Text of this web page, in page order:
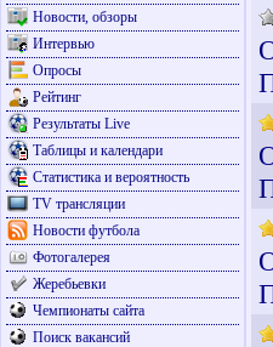
Новости, обзоры
Интервью
Опросы
Рейтинг
Результаты Live
Таблицы и календари
Статистика и вероятность
TV трансляции
Новости футбола
Фотогалерея
Жеребьевки
Чемпионаты сайта
Поиск вакансий